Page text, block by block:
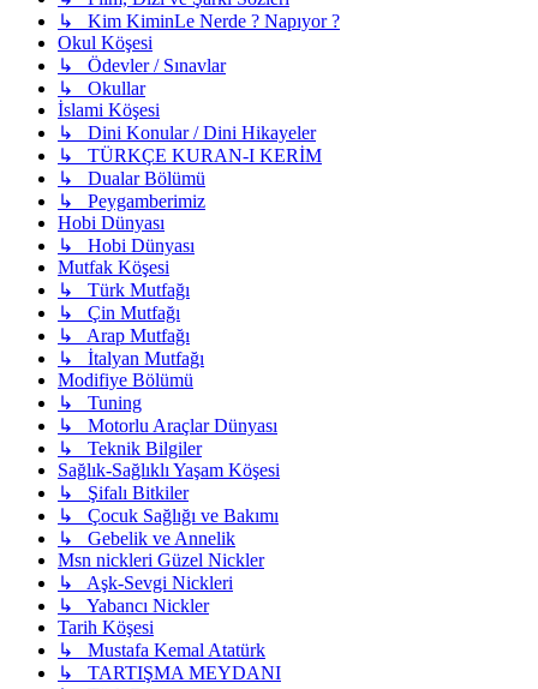
↳ Kim KiminLe Nerde ? Napıyor ?
Okul Köşesi
↳ Ödevler / Sınavlar
↳ Okullar
İslami Köşesi
↳ Dini Konular / Dini Hikayeler
↳ TÜRKÇE KURAN-I KERİM
↳ Dualar Bölümü
↳ Peygamberimiz
Hobi Dünyası
↳ Hobi Dünyası
Mutfak Köşesi
↳ Türk Mutfağı
↳ Çin Mutfağı
↳ Arap Mutfağı
↳ İtalyan Mutfağı
Modifiye Bölümü
↳ Tuning
↳ Motorlu Araçlar Dünyası
↳ Teknik Bilgiler
Sağlık-Sağlıklı Yaşam Köşesi
↳ Şifalı Bitkiler
↳ Çocuk Sağlığı ve Bakımı
↳ Gebelik ve Annelik
Msn nickleri Güzel Nickler
↳ Aşk-Sevgi Nickleri
↳ Yabancı Nickler
Tarih Köşesi
↳ Mustafa Kemal Atatürk
↳ TARTIŞMA MEYDANI